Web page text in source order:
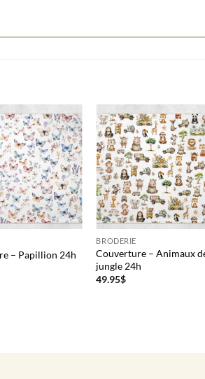
– Papillion 24h
BRODERIE
Couverture – Animaux
jungle 24h
49.95$